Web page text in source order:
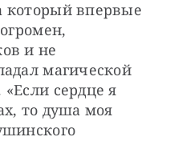
который впервые
и не
магической
сердце я
то душа моя